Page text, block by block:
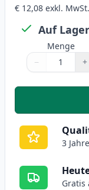
€ 12,08 exkl. MwSt.
Auf
Menge
Menge
Verwenden Sie
− +
Menge 1
3
Gratis